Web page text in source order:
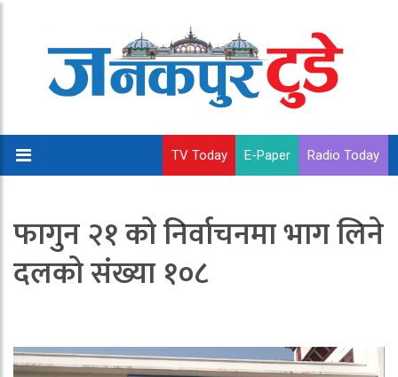
TV Today E-Paper Radio Today
फागुन २१ को निर्वाचनमा भाग लिने
दलको संख्या १०८